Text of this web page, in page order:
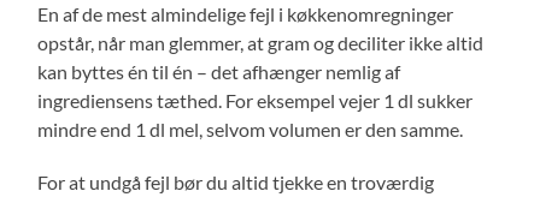
En af de mest almindelige fejl i køkkenomregninger
opstår, når man glemmer, at gram og deciliter ikke altid
kan byttes én til én – det afhænger nemlig af
ingrediensens tæthed. For eksempel vejer 1 dl sukker
mindre end 1 dl mel, selvom volumen er den samme.
For at undgå fejl bør du altid tjekke en troværdig